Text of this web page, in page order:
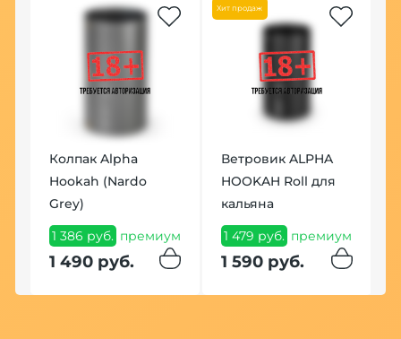
Колпак Alpha
Hookah (Nardo
Grey)
1 386 руб. премиум
1 490 руб.
Хит продаж
Ветровик ALPHA
HOOKAH Roll для
кальяна
1 479 руб. премиум
1 590 руб.